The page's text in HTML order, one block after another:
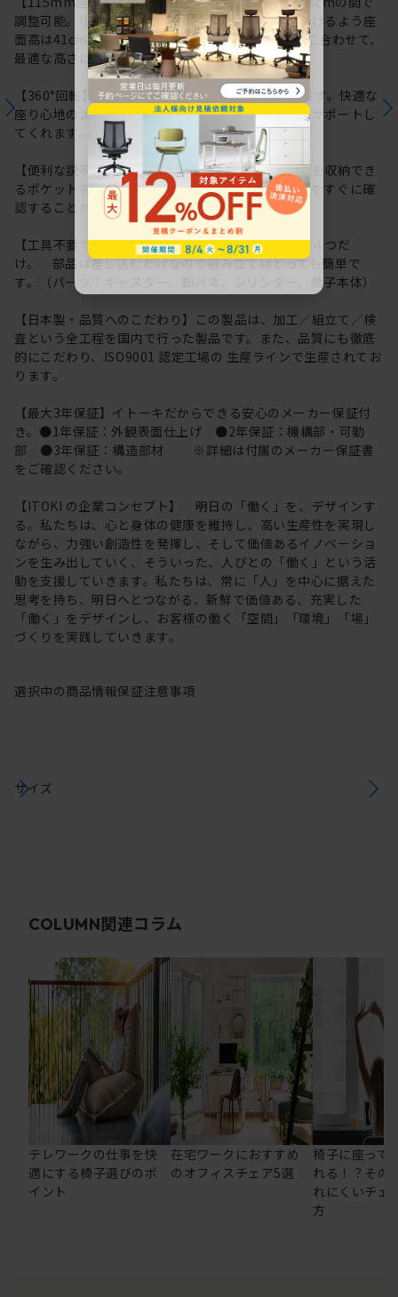
調整可能。小柄な体格の方でも快適にお座りいただけるよう座
面高は41cmから調整可能です。利用シーンや体格に合わせて、
最適な高さに調整いただけます。
【360°回転】座ったままくるっと向きを変えられます。快適な
座り心地のよさで長時間のデスクワークもしっかりサポートし
てくれます。
【便利な説明書収納ポケット】座面裏に取扱説明書を収納でき
るポケットを用意しています。操作方法や各種情報をすぐに確
認することができるので便利です。
【工具不要でかんたん組み立て】パーツはたったの４つだ
け。 部品は差し込むだけなので組み立てはとっても簡単で
す。（パーツ：キャスター、脚バネ、シリンダー、椅子本体）
【日本製・品質へのこだわり】この製品は、加工／組立て／検
査という全工程を国内で行った製品です。また、品質にも徹底
的にこだわり、ISO9001 認定工場の 生産ラインで生産されてお
ります。
【最大3年保証】イトーキだからできる安心のメーカー保証付
き。●1年保証：外観表面仕上げ ●2年保証：機構部・可動
部 ●3年保証：構造部材 ※詳細は付属のメーカー保証書
をご確認ください。
【ITOKI の企業コンセプト】 明日の「働く」を、デザインす
る。私たちは、心と身体の健康を維持し、高い生産性を実現し
ながら、力強い創造性を発揮し、そして価値あるイノベーショ
ンを生み出していく、そういった、人びとの「働く」という活
動を支援していきます。私たちは、常に「人」を中心に据えた
思考を持ち、明日へとつながる、新鮮で価値ある、充実した
「働く」をデザインし、お客様の働く「空間」「環境」「場」
づくりを実践していきます。
選択中の商品情報保証注意事項
サイズ
COLUMN関連コラム
テレワークの仕事を快
適にする椅子選びのポ
イント
在宅ワークにおすすめ
のオフィスチェア5選
椅子に座って
れる！？その
れにくいチェ
方